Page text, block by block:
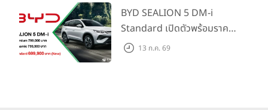
แรก)
BYD SEALION 5 DM-i
Standard เปิดตัวพร้อมราคา
คาดการณ์ 699,900 บาท รุ่น
13 ก.ค. 69